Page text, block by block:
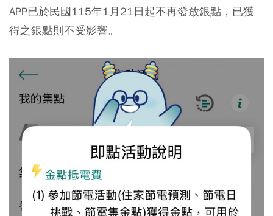
APP已於民國115年1月21日起不再發放銀點，已獲
得之銀點則不受影響。